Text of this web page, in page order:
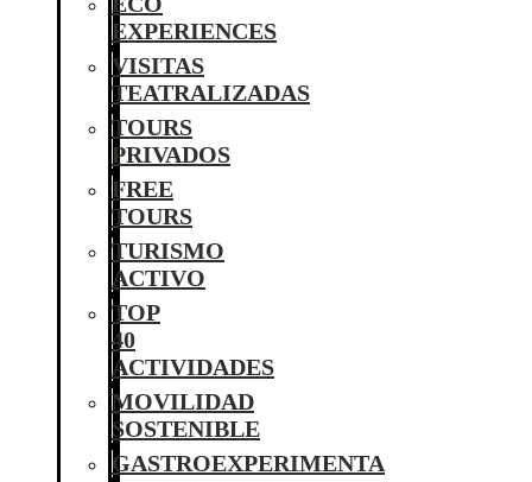
EXPERIENCES
VISITAS
TEATRALIZADAS
TOURS
PRIVADOS
FREE
TOURS
TURISMO
ACTIVO
TOP
40
ACTIVIDADES
MOVILIDAD
SOSTENIBLE
GASTROEXPERIMENTA